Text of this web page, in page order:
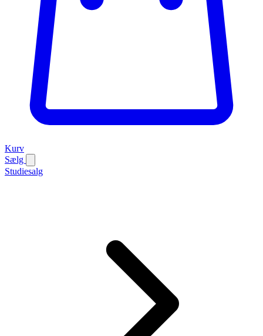
Kurv
Sælg
Studiesalg